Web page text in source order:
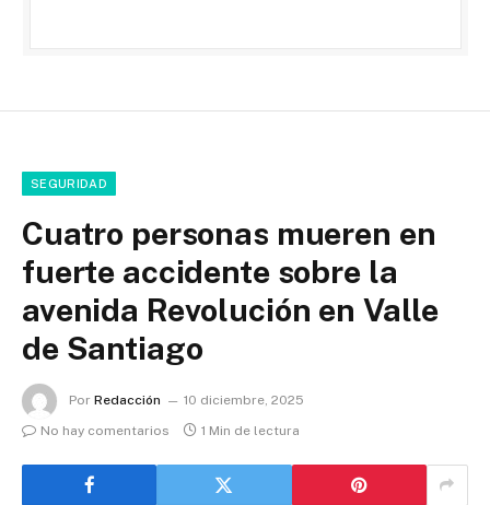
SEGURIDAD
Cuatro personas mueren en
fuerte accidente sobre la
avenida Revolución en Valle
de Santiago
Por Redacción
10 diciembre, 2025
No hay comentarios
1 Min de lectura